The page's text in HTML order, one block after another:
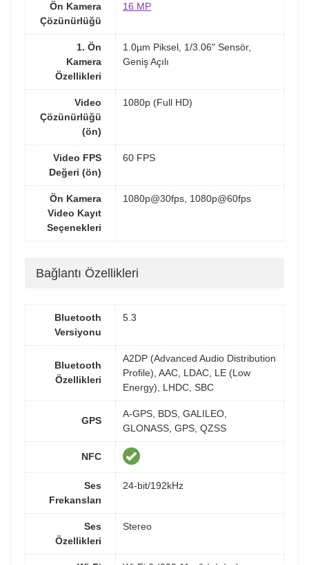
Ön Kamera
Çözünürlüğü
16 MP
1. Ön
Kamera
Özellikleri
1.0µm Piksel, 1/3.06" Sensör,
Geniş Açılı
Video
Çözünürlüğü
(ön)
1080p (Full HD)
Video FPS
Değeri (ön)
60 FPS
Ön Kamera
Video Kayıt
Seçenekleri
1080p@30fps, 1080p@60fps
Bağlantı Özellikleri
Bluetooth
Versiyonu
5.3
Bluetooth
Özellikleri
A2DP (Advanced Audio Distribution
Profile), AAC, LDAC, LE (Low
Energy), LHDC, SBC
GPS
A-GPS, BDS, GALILEO,
GLONASS, GPS, QZSS
NFC
Ses
Frekansları
24-bit/192kHz
Ses
Özellikleri
Stereo